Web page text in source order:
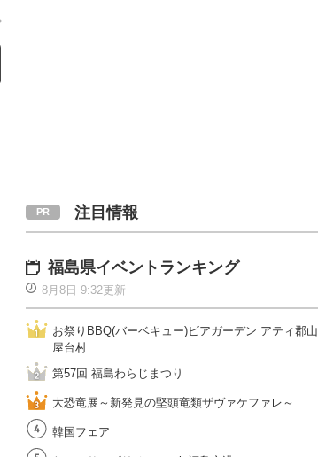
注目情報
福島県イベントランキング
8月8日 9:32更新
お祭りBBQ(バーベキュー)ビアガーデン アティ郡山
屋台村
第57回 福島わらじまつり
大恐竜展～新発見の堅頭竜類ザヴァケファレ～
韓国フェア